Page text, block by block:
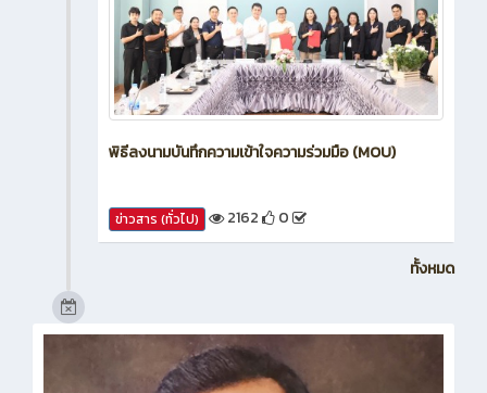
พิธีลงนามบันทึกความเข้าใจความร่วมมือ (MOU)
ข่าวสาร (ทั่วไป) 2162 0
ทั้งหมด